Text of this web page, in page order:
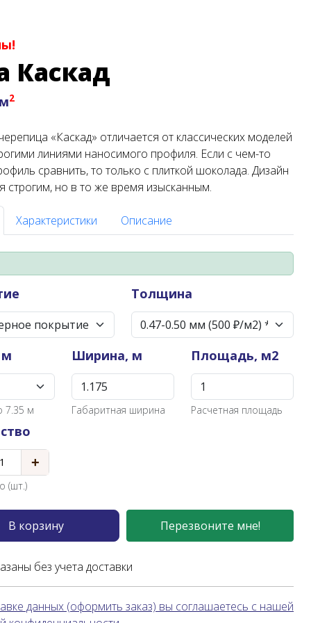
Каскад
2
«Каскад» отличается от классических моделей
линиями наносимого профиля. Если с чем-то
сравнить, то только с плиткой шоколада. Дизайн
строгим, но в то же время изысканным.
Характеристики Описание
Толщина
7.35 м
Ширина, м
Габаритная ширина
Площадь, м2
Расчетная площадь
+
(шт.)
В корзину Перезвоните мне!
без учета доставки
данных (оформить заказ) вы соглашаетесь с нашей